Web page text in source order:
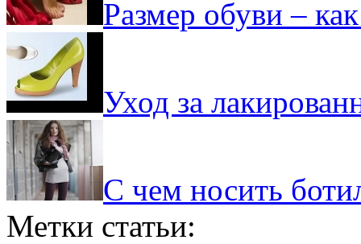
Размер обуви –
Уход за
С чем носить
Метки статьи: